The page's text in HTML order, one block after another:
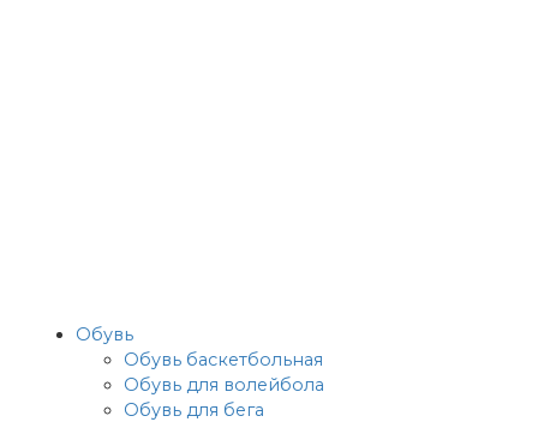
Обувь
Обувь баскетбольная
Обувь для волейбола
Обувь для бега